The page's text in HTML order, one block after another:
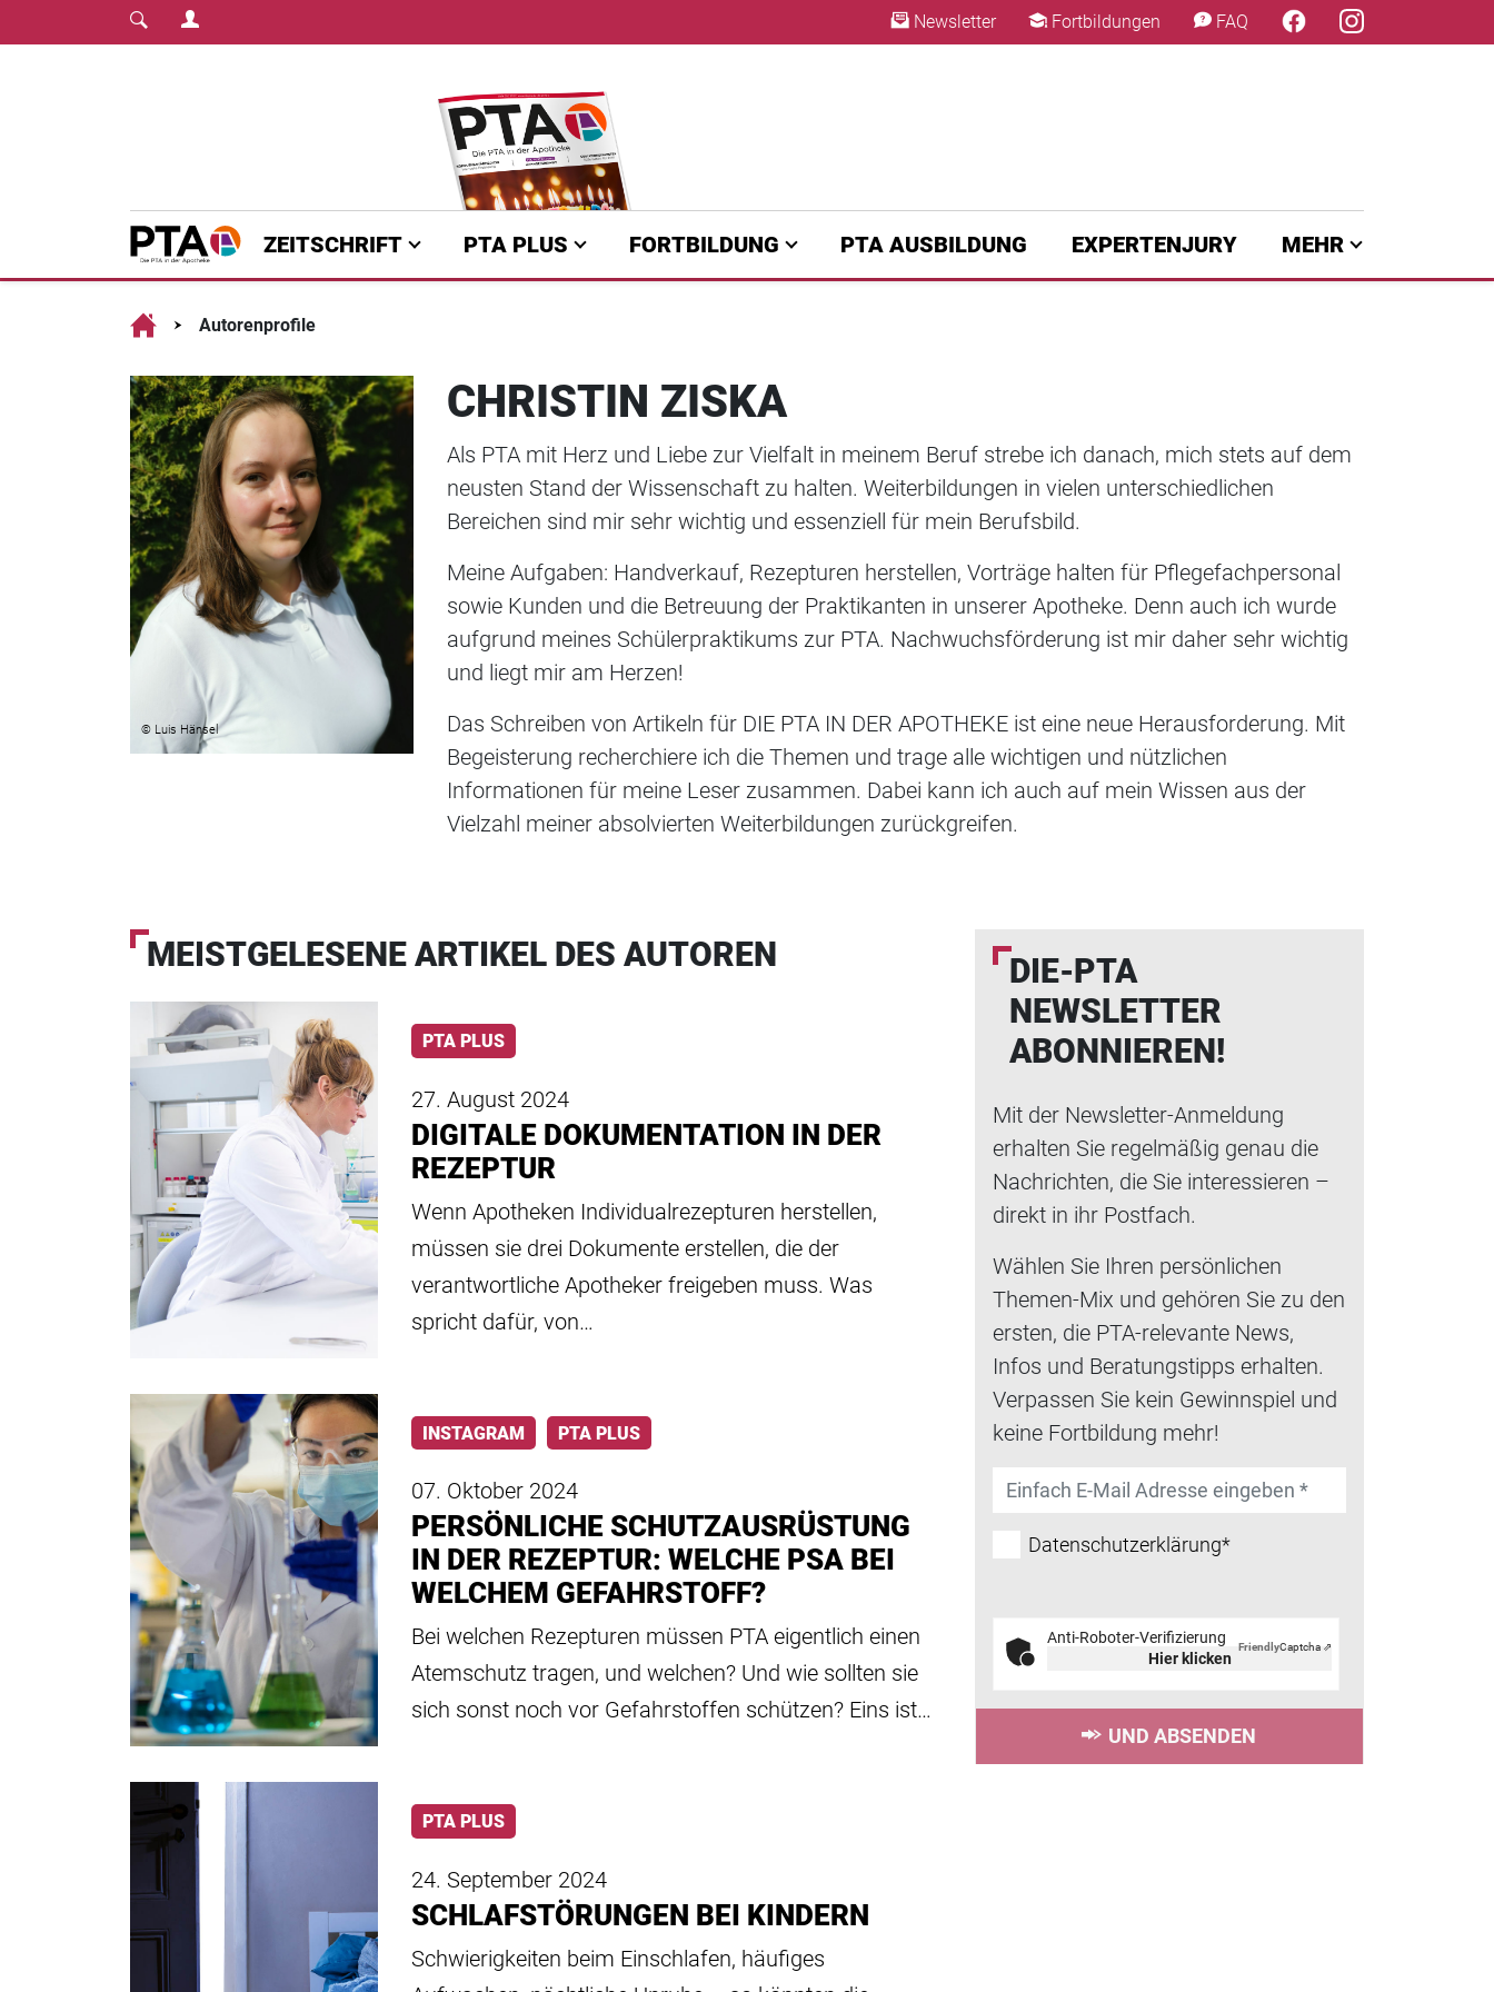
Login Menu Newsletter Fortbildungen FAQ
Home
ZEITSCHRIFT PTA PLUS FORTBILDUNG PTA AUSBILDUNG EXPERTENJURY MEHR
HomeAutorenprofile
© Luis Hänsel
CHRISTIN ZISKA
Als PTA mit Herz und Liebe zur Vielfalt in meinem Beruf strebe ich danach, mich stets auf dem
neusten Stand der Wissenschaft zu halten. Weiterbildungen in vielen unterschiedlichen
Bereichen sind mir sehr wichtig und essenziell für mein Berufsbild.
Meine Aufgaben: Handverkauf, Rezepturen herstellen, Vorträge halten für Pflegefachpersonal
sowie Kunden und die Betreuung der Praktikanten in unserer Apotheke. Denn auch ich wurde
aufgrund meines Schülerpraktikums zur PTA. Nachwuchsförderung ist mir daher sehr wichtig
und liegt mir am Herzen!
Das Schreiben von Artikeln für DIE PTA IN DER APOTHEKE ist eine neue Herausforderung. Mit
Begeisterung recherchiere ich die Themen und trage alle wichtigen und nützlichen
Informationen für meine Leser zusammen. Dabei kann ich auch auf mein Wissen aus der
Vielzahl meiner absolvierten Weiterbildungen zurückgreifen.
MEISTGELESENE ARTIKEL DES AUTOREN
PTA PLUS
27. August 2024
DIGITALE DOKUMENTATION IN DER
REZEPTUR
Wenn Apotheken Individualrezepturen herstellen,
müssen sie drei Dokumente erstellen, die der
verantwortliche Apotheker freigeben muss. Was
spricht dafür, von…
INSTAGRAM PTA PLUS
07. Oktober 2024
PERSÖNLICHE SCHUTZAUSRÜSTUNG
IN DER REZEPTUR: WELCHE PSA BEI
WELCHEM GEFAHRSTOFF?
Bei welchen Rezepturen müssen PTA eigentlich einen
Atemschutz tragen, und welchen? Und wie sollten sie
sich sonst noch vor Gefahrstoffen schützen? Eins ist…
PTA PLUS
24. September 2024
SCHLAFSTÖRUNGEN BEI KINDERN
Schwierigkeiten beim Einschlafen, häufiges
DIE-PTA
NEWSLETTER
ABONNIEREN!
Mit der Newsletter-Anmeldung
erhalten Sie regelmäßig genau die
Nachrichten, die Sie interessieren –
direkt in ihr Postfach.
Wählen Sie Ihren persönlichen
Themen-Mix und gehören Sie zu den
ersten, die PTA-relevante News,
Infos und Beratungstipps erhalten.
Verpassen Sie kein Gewinnspiel und
keine Fortbildung mehr!
Datenschutzerklärung*
Anti-Roboter-Verifizierung
Hier klicken
FriendlyCaptcha ⇗
UND ABSENDEN
×